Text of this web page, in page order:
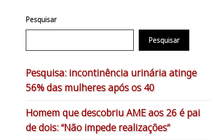
Pesquisar
Pesquisar
Pesquisa: incontinência urinária atinge
56% das mulheres após os 40
Homem que descobriu AME aos 26 é pai
de dois: “Não impede realizações”